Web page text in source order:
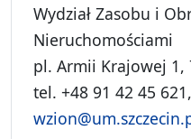
Wydział Zasobu i
Nieruchomościami
pl. Armii Krajowej 1,
tel. +48 91 42 45